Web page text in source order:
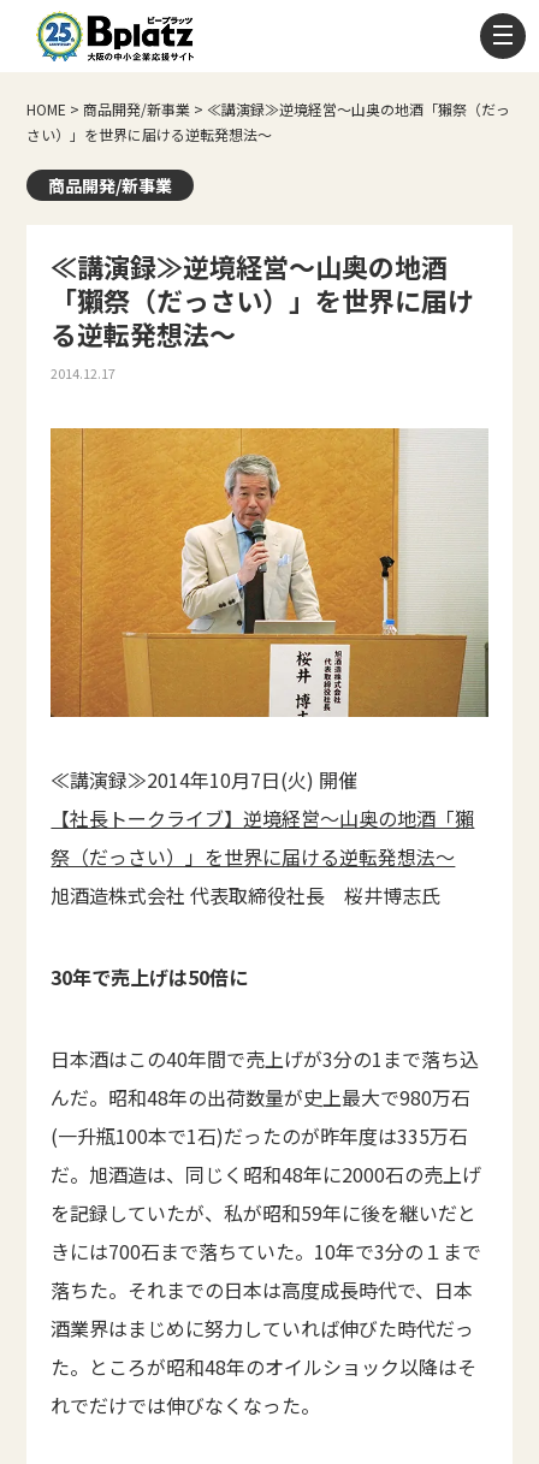
HOME >商品開発/新事業 > ≪講演録≫逆境経営～山奥の地酒「獺祭（だっ
さい）」を世界に届ける逆転発想法～
商品開発/新事業
≪講演録≫逆境経営～山奥の地酒
「獺祭（だっさい）」を世界に届け
る逆転発想法～
2014.12.17
≪講演録≫2014年10月7日(火) 開催
【社長トークライブ】逆境経営～山奥の地酒「獺
祭（だっさい）」を世界に届ける逆転発想法～
旭酒造株式会社 代表取締役社長 桜井博志氏
30年で売上げは50倍に
日本酒はこの40年間で売上げが3分の1まで落ち込
んだ。昭和48年の出荷数量が史上最大で980万石
(一升瓶100本で1石)だったのが昨年度は335万石
だ。旭酒造は、同じく昭和48年に2000石の売上げ
を記録していたが、私が昭和59年に後を継いだと
きには700石まで落ちていた。10年で3分の１まで
落ちた。それまでの日本は高度成長時代で、日本
酒業界はまじめに努力していれば伸びた時代だっ
た。ところが昭和48年のオイルショック以降はそ
れでだけでは伸びなくなった。